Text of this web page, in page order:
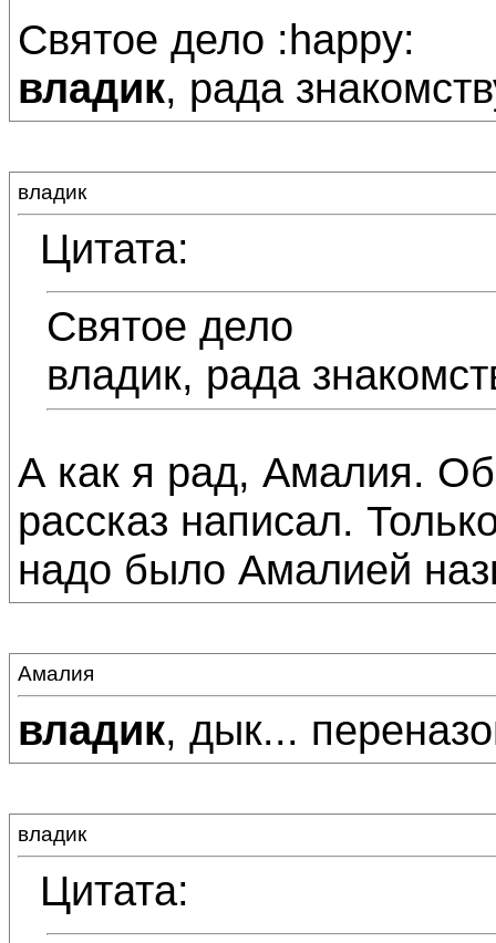
Святое дело :happy:
владик, рада
владик
Цитата:
Святое дело
владик, рада
А как я рад, Амалия.
рассказ написал.
надо было Амалией
Амалия
владик, дык...
владик
Цитата: